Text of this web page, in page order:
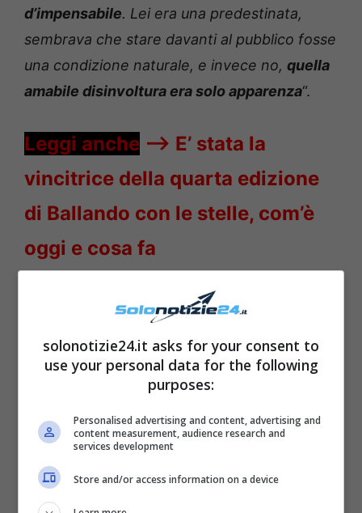
d’impensabile. Lei era una predestinata,
sembrava che stare davanti al pubblico fosse
una condizione naturale, e invece no, quella
amabile disinvoltura era solo apparenza“.
Leggi anche —-> E’ stata la
vincitrice della quarta edizione
di Ballando con le stelle, com’è
oggi e cosa fa
Minaapparve infatti per l’ultima volta nel
solonotizie24.it asks for your consent to
use your personal data for the following
purposes:
Personalised advertising and content, advertising and
content measurement, audience research and
services development
Store and/or access information on a device